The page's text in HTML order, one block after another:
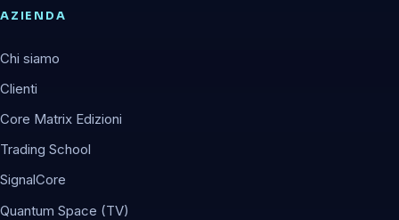
AZIENDA
Chi siamo
Clienti
Core Matrix Edizioni
Trading School
SignalCore
Quantum Space (TV)